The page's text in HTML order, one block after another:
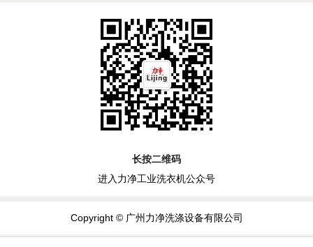
长按二维码
进入力净工业洗衣机公众号
Copyright © 广州力净洗涤设备有限公司